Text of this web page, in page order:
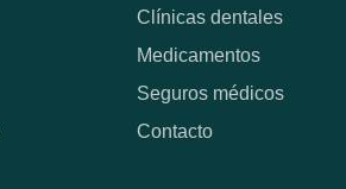
Clínicas dentales
Medicamentos
Seguros médicos
Contacto